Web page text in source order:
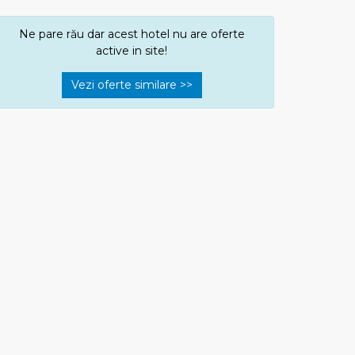
Ne pare rău dar acest hotel nu are oferte
active in site!
Vezi oferte similare >>